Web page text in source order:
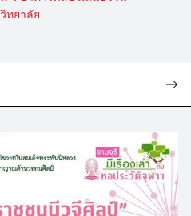
ทยาลัย